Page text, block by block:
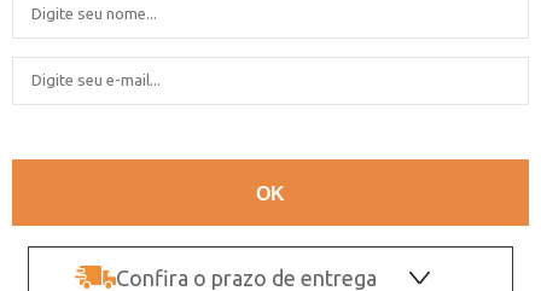
Confira o prazo de entrega